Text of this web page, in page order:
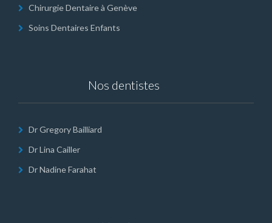
Chirurgie Dentaire à Genève
Soins Dentaires Enfants
Nos dentistes
Dr Gregory Bailliard
Dr Lina Cailler
Dr Nadine Farahat